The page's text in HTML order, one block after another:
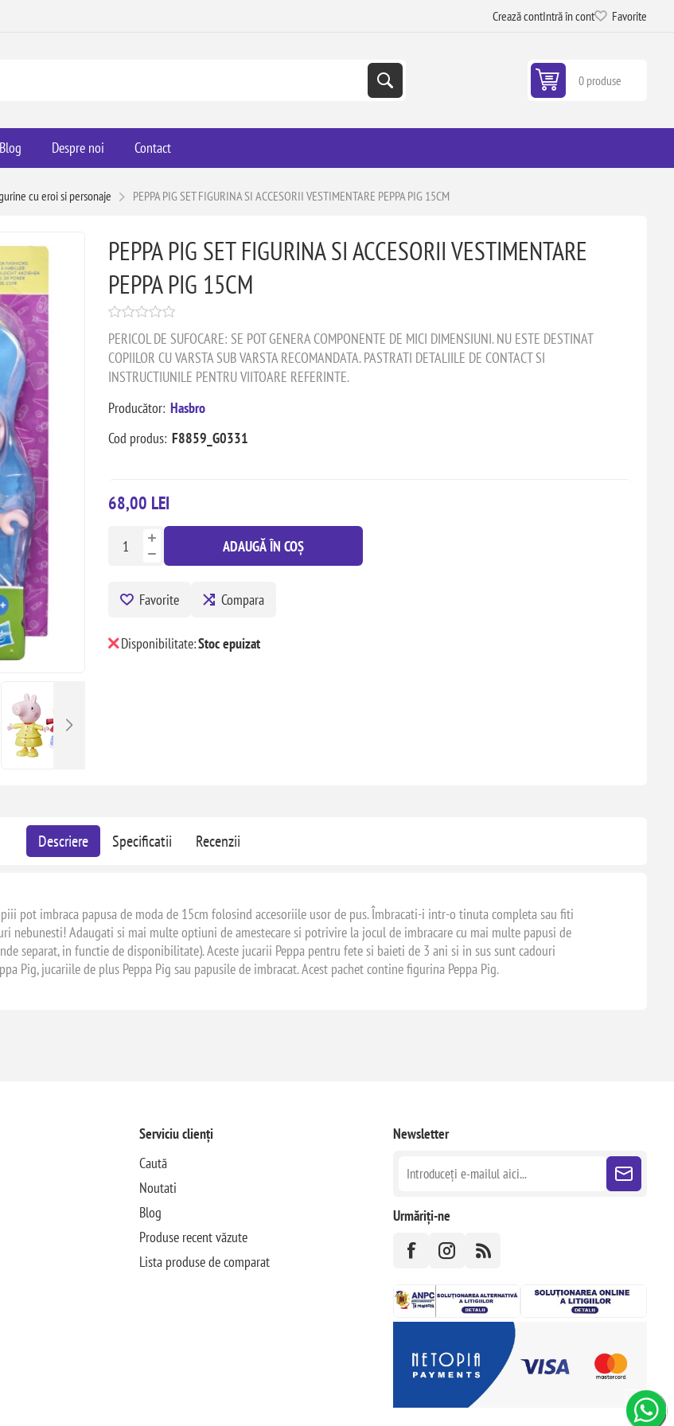
Crează contIntră în cont Favorite
0 produse
Blog Despre noi Contact
cu eroi si personaje PEPPA PIG SET FIGURINA SI ACCESORII VESTIMENTARE PEPPA PIG 15CM
PEPPA PIG SET FIGURINA SI ACCESORII VESTIMENTARE
PEPPA PIG 15CM
PERICOL DE SUFOCARE: SE POT GENERA COMPONENTE DE MICI DIMENSIUNI. NU ESTE DESTINAT
COPIILOR CU VARSTA SUB VARSTA RECOMANDATA. PASTRATI DETALIILE DE CONTACT SI
INSTRUCTIUNILE PENTRU VIITOARE REFERINTE.
Producător: Hasbro
Cod produs: F8859_G0331
68,00 LEI
ADAUGĂ ÎN COȘ
Favorite Compara
Disponibilitate:Stoc epuizat
Descriere Specificatii Recenzii
pot imbraca papusa de moda de 15cm folosind accesoriile usor de pus. Îmbracati-i intr-o tinuta completa sau fiti
nebunesti! Adaugati si mai multe optiuni de amestecare si potrivire la jocul de imbracare cu mai multe papusi de
separat, in functie de disponibilitate). Aceste jucarii Peppa pentru fete si baieti de 3 ani si in sus sunt cadouri
Pig, jucariile de plus Peppa Pig sau papusile de imbracat. Acest pachet contine figurina Peppa Pig.
Serviciu clienți
Caută
Noutati
Blog
Produse recent văzute
Lista produse de comparat
Newsletter
Urmăriți-ne